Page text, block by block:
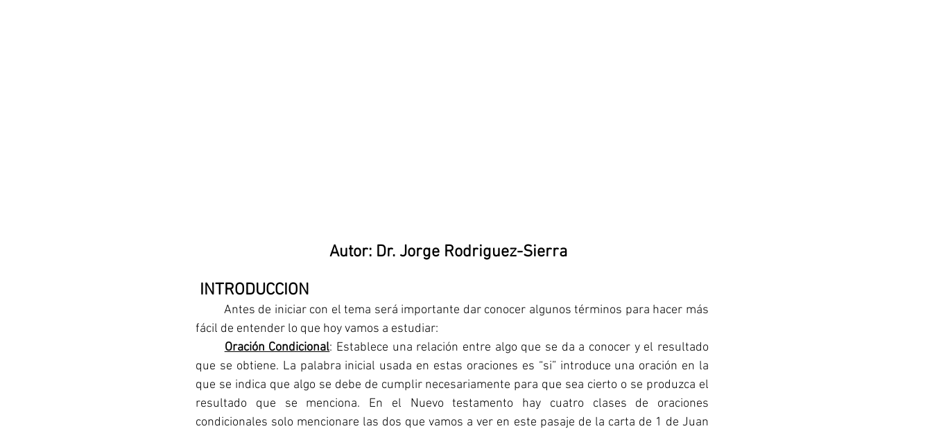
Autor: Dr. Jorge Rodriguez-Sierra
INTRODUCCION
fácil de entender lo que hoy vamos a estudiar:
	Oración Condicional
: Establece una relación entre algo que se da a conocer y el resultado
que se obtiene. La palabra inicial usada en estas oraciones es “si” introduce una oración en la
que se indica que algo se debe de cumplir necesariamente para que sea cierto o se produzca el
resultado que se menciona. En el Nuevo testamento hay cuatro clases de oraciones
condicionales solo mencionare las dos que vamos a ver en este pasaje de la carta de 1 de Juan